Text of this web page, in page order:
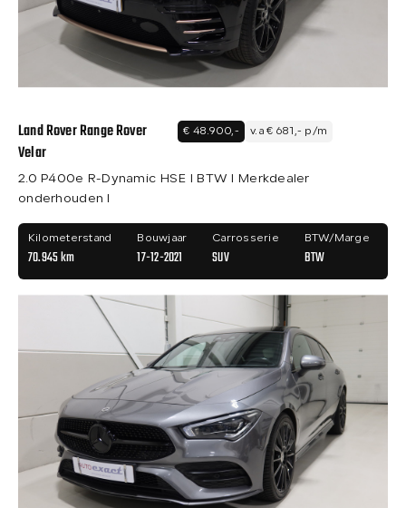
Land Rover Range Rover
Velar
€ 48.900,- v.a € 681,- p/m
2.0 P400e R-Dynamic HSE I BTW I Merkdealer
onderhouden I
Kilometerstand
70.945 km
Bouwjaar
17-12-2021
Carrosserie
SUV
BTW/Marge
BTW